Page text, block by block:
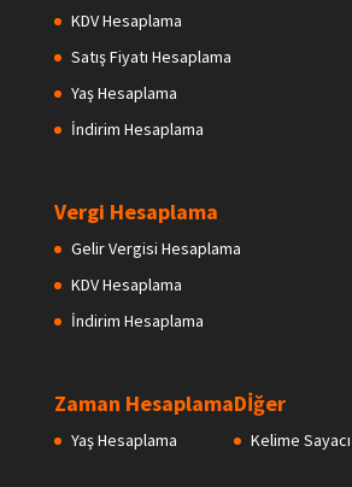
KDV Hesaplama
Satış Fiyatı Hesaplama
Yaş Hesaplama
İndirim Hesaplama
Vergi Hesaplama
Gelir Vergisi Hesaplama
KDV Hesaplama
İndirim Hesaplama
Zaman Hesaplama
Yaş Hesaplama
Dİğer
Kelime Sayacı